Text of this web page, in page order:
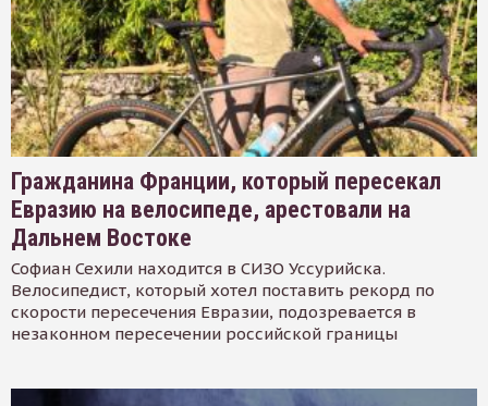
Гражданина Франции, который пересекал
Евразию на велосипеде, арестовали на
Дальнем Востоке
Софиан Сехили находится в СИЗО Уссурийска.
Велосипедист, который хотел поставить рекорд по
скорости пересечения Евразии, подозревается в
незаконном пересечении российской границы